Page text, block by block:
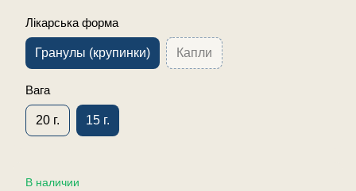
Лікарська форма
Гранулы (крупинки) Капли
Вага
20 г. 15 г.
В наличии